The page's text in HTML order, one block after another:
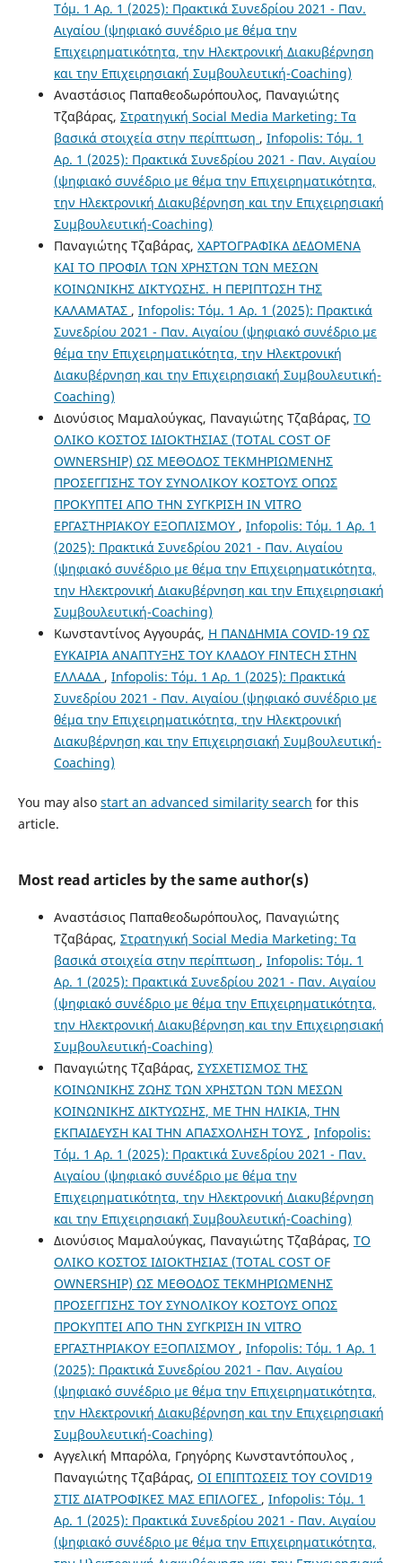
Τόμ. 1 Αρ. 1 (2025): Πρακτικά Συνεδρίου 2021 - Παν.
Αιγαίου (ψηφιακό συνέδριο με θέμα την
Επιχειρηματικότητα, την Ηλεκτρονική Διακυβέρνηση
και την Επιχειρησιακή Συμβουλευτική-Coaching)
Αναστάσιος Παπαθεοδωρόπουλος, Παναγιώτης
Τζαβάρας, Στρατηγική Social Media Marketing: Τα
βασικά στοιχεία στην περίπτωση , Infopolis: Τόμ. 1
Αρ. 1 (2025): Πρακτικά Συνεδρίου 2021 - Παν. Αιγαίου
(ψηφιακό συνέδριο με θέμα την Επιχειρηματικότητα,
την Ηλεκτρονική Διακυβέρνηση και την Επιχειρησιακή
Συμβουλευτική-Coaching)
Παναγιώτης Τζαβάρας, ΧΑΡΤΟΓΡΑΦΙΚΑ ΔΕΔΟΜΕΝΑ
ΚΑΙ ΤΟ ΠΡΟΦΙΛ ΤΩΝ ΧΡΗΣΤΩΝ ΤΩΝ MΕΣΩΝ
ΚΟΙΝΩΝΙΚΗΣ ΔΙΚΤΥΩΣΗΣ. Η ΠΕΡΙΠΤΩΣΗ ΤΗΣ
ΚΑΛΑΜΑΤΑΣ , Infopolis: Τόμ. 1 Αρ. 1 (2025): Πρακτικά
Συνεδρίου 2021 - Παν. Αιγαίου (ψηφιακό συνέδριο με
θέμα την Επιχειρηματικότητα, την Ηλεκτρονική
Διακυβέρνηση και την Επιχειρησιακή Συμβουλευτική-
Coaching)
Διονύσιος Μαμαλούγκας, Παναγιώτης Τζαβάρας, ΤΟ
ΟΛΙΚΟ ΚΟΣΤΟΣ ΙΔΙΟΚΤΗΣΙΑΣ (TOTAL COST OF
OWNERSHIP) ΩΣ ΜΕΘΟΔΟΣ ΤΕΚΜΗΡΙΩΜΕΝΗΣ
ΠΡΟΣΕΓΓΙΣΗΣ ΤΟΥ ΣΥΝΟΛΙΚΟΥ ΚΟΣΤΟΥΣ ΟΠΩΣ
ΠΡΟΚΥΠΤΕΙ ΑΠΟ ΤΗΝ ΣΥΓΚΡΙΣΗ IN VITRO
ΕΡΓΑΣΤΗΡΙΑΚΟΥ ΕΞΟΠΛΙΣΜΟΥ , Infopolis: Τόμ. 1 Αρ. 1
(2025): Πρακτικά Συνεδρίου 2021 - Παν. Αιγαίου
(ψηφιακό συνέδριο με θέμα την Επιχειρηματικότητα,
την Ηλεκτρονική Διακυβέρνηση και την Επιχειρησιακή
Συμβουλευτική-Coaching)
Κωνσταντίνος Αγγουράς, H ΠΑΝΔΗΜΙΑ COVID-19 ΩΣ
ΕΥΚΑΙΡΙΑ ΑΝΑΠΤΥΞΗΣ ΤΟΥ ΚΛΑΔΟΥ FINTECH ΣΤΗΝ
ΕΛΛΑΔΑ , Infopolis: Τόμ. 1 Αρ. 1 (2025): Πρακτικά
Συνεδρίου 2021 - Παν. Αιγαίου (ψηφιακό συνέδριο με
θέμα την Επιχειρηματικότητα, την Ηλεκτρονική
Διακυβέρνηση και την Επιχειρησιακή Συμβουλευτική-
Coaching)
You may also start an advanced similarity search for this
article.
Most read articles by the same author(s)
Αναστάσιος Παπαθεοδωρόπουλος, Παναγιώτης
Τζαβάρας, Στρατηγική Social Media Marketing: Τα
βασικά στοιχεία στην περίπτωση , Infopolis: Τόμ. 1
Αρ. 1 (2025): Πρακτικά Συνεδρίου 2021 - Παν. Αιγαίου
(ψηφιακό συνέδριο με θέμα την Επιχειρηματικότητα,
την Ηλεκτρονική Διακυβέρνηση και την Επιχειρησιακή
Συμβουλευτική-Coaching)
Παναγιώτης Τζαβάρας, ΣΥΣΧΕΤΙΣΜΟΣ ΤΗΣ
ΚΟΙΝΩΝΙΚΗΣ ΖΩΗΣ ΤΩΝ ΧΡΗΣΤΩΝ ΤΩΝ ΜΕΣΩΝ
ΚΟΙΝΩΝΙΚΗΣ ΔΙΚΤΥΩΣΗΣ, ΜΕ ΤΗΝ ΗΛΙΚΙΑ, ΤΗΝ
ΕΚΠΑΙΔΕΥΣΗ ΚΑΙ ΤΗΝ ΑΠΑΣΧΟΛΗΣΗ ΤΟΥΣ , Infopolis:
Τόμ. 1 Αρ. 1 (2025): Πρακτικά Συνεδρίου 2021 - Παν.
Αιγαίου (ψηφιακό συνέδριο με θέμα την
Επιχειρηματικότητα, την Ηλεκτρονική Διακυβέρνηση
και την Επιχειρησιακή Συμβουλευτική-Coaching)
Διονύσιος Μαμαλούγκας, Παναγιώτης Τζαβάρας, ΤΟ
ΟΛΙΚΟ ΚΟΣΤΟΣ ΙΔΙΟΚΤΗΣΙΑΣ (TOTAL COST OF
OWNERSHIP) ΩΣ ΜΕΘΟΔΟΣ ΤΕΚΜΗΡΙΩΜΕΝΗΣ
ΠΡΟΣΕΓΓΙΣΗΣ ΤΟΥ ΣΥΝΟΛΙΚΟΥ ΚΟΣΤΟΥΣ ΟΠΩΣ
ΠΡΟΚΥΠΤΕΙ ΑΠΟ ΤΗΝ ΣΥΓΚΡΙΣΗ IN VITRO
ΕΡΓΑΣΤΗΡΙΑΚΟΥ ΕΞΟΠΛΙΣΜΟΥ , Infopolis: Τόμ. 1 Αρ. 1
(2025): Πρακτικά Συνεδρίου 2021 - Παν. Αιγαίου
(ψηφιακό συνέδριο με θέμα την Επιχειρηματικότητα,
την Ηλεκτρονική Διακυβέρνηση και την Επιχειρησιακή
Συμβουλευτική-Coaching)
Αγγελική Μπαρόλα, Γρηγόρης Κωνσταντόπουλος ,
Παναγιώτης Τζαβάρας, ΟΙ ΕΠΙΠΤΩΣΕΙΣ ΤΟΥ COVID19
ΣΤΙΣ ΔΙΑΤΡΟΦΙΚΕΣ ΜΑΣ ΕΠΙΛΟΓΕΣ , Infopolis: Τόμ. 1
Αρ. 1 (2025): Πρακτικά Συνεδρίου 2021 - Παν. Αιγαίου
(ψηφιακό συνέδριο με θέμα την Επιχειρηματικότητα,